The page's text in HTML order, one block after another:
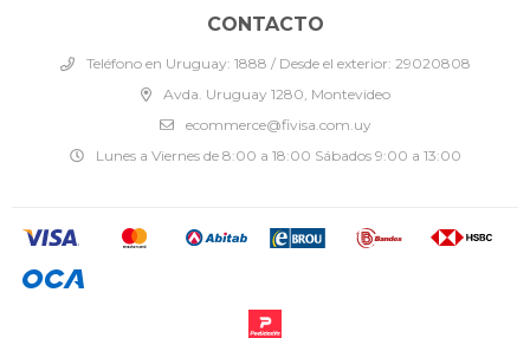
CONTACTO
Teléfono en Uruguay: 1888 / Desde el exterior: 29020808
Avda. Uruguay 1280, Montevideo
ecommerce@fivisa.com.uy
Lunes a Viernes de 8:00 a 18:00 Sábados 9:00 a 13:00